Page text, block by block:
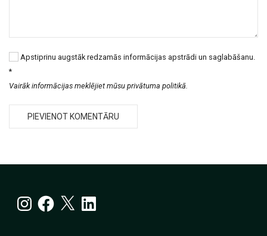
Apstiprinu augstāk redzamās informācijas apstrādi un saglabāšanu.
*
Vairāk informācijas meklējiet mūsu privātuma politikā.
InstagramFacebook
X LinkedIn